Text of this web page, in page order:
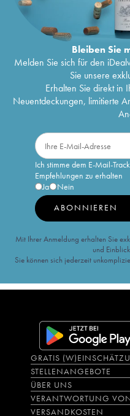
Bleiben Sie
Melden Sie sich für den
Sie unsere
Erhalten Sie direkt in
Neuentdeckungen, limitierte
Ich stimme dem E-Mail-
Empfehlungen zu erhalten
Ja
Nein
ABONNIEREN
Mit Ihrer Anmeldung erhalten Sie
und
Sie können sich jederzeit
GRATIS
STELLENANGEBOTE
ÜBER UNS
VERANTWORTUNG
VERSANDKOSTEN